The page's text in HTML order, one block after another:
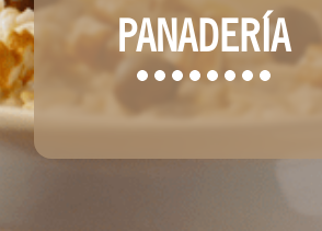
PANADERÍA